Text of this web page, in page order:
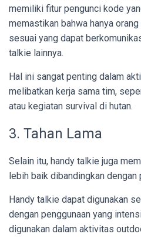
memiliki fitur pengunci kode
memastikan bahwa hanya
sesuai yang dapat
talkie lainnya.
Hal ini sangat penting dalam
melibatkan kerja sama tim,
atau kegiatan survival di hutan.
3. Tahan Lama
Selain itu, handy talkie juga
lebih baik dibandingkan dengan
Handy talkie dapat digunakan
dengan penggunaan yang
digunakan dalam aktivitas